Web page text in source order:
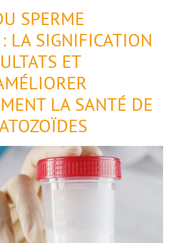
SPERME
LA SIGNIFICATION
ET
LA SANTÉ DE